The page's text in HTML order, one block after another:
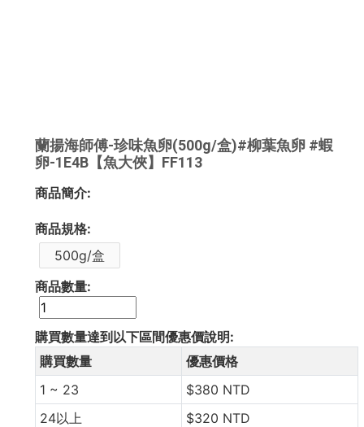
蘭揚海師傅-珍味魚卵(500g/盒)#柳葉魚卵 #蝦
卵-1E4B【魚大俠】FF113
商品簡介:
商品規格:
500g/盒
商品數量:
購買數量達到以下區間優惠價說明:
購買數量
優惠價格
1 ~ 23
$380 NTD
24以上
$320 NTD